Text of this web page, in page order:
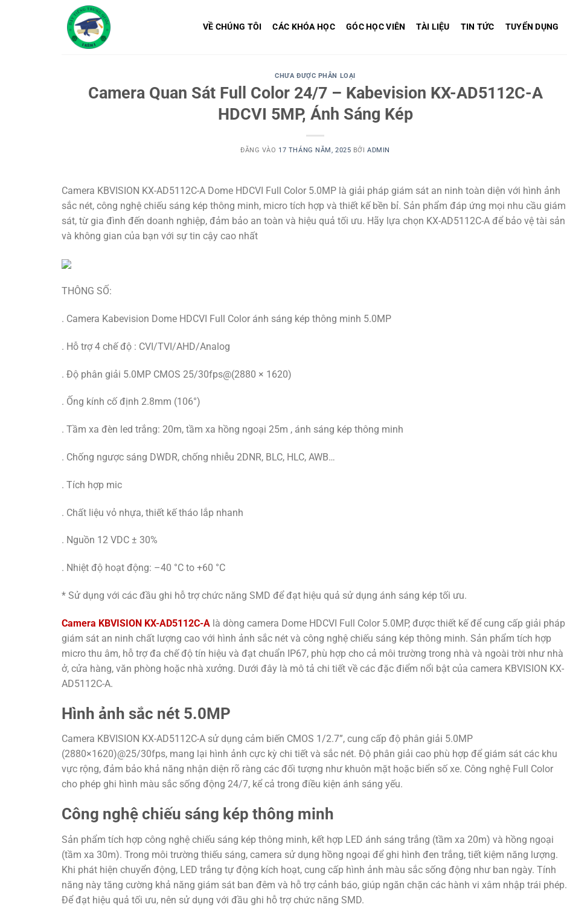
VỀ CHÚNG TÔI CÁC KHÓA HỌC GÓC HỌC VIÊN TÀI LIỆU TIN TỨC TUYỂN DỤNG
CHƯA ĐƯỢC PHÂN LOẠI
Camera Quan Sát Full Color 24/7 – Kabevision KX-AD5112C-A
HDCVI 5MP, Ánh Sáng Kép
ĐĂNG VÀO 17 THÁNG NĂM, 2025 BỞIADMIN
Camera KBVISION KX-AD5112C-A Dome HDCVI Full Color 5.0MP là giải pháp giám sát an ninh toàn diện với hình ảnh
sắc nét, công nghệ chiếu sáng kép thông minh, micro tích hợp và thiết kế bền bỉ. Sản phẩm đáp ứng mọi nhu cầu giám
sát, từ gia đình đến doanh nghiệp, đảm bảo an toàn và hiệu quả tối ưu. Hãy lựa chọn KX-AD5112C-A để bảo vệ tài sản
và không gian của bạn với sự tin cậy cao nhất
THÔNG SỐ:
. Camera Kabevision Dome HDCVI Full Color ánh sáng kép thông minh 5.0MP
. Hỗ trợ 4 chế độ : CVI/TVI/AHD/Analog
. Độ phân giải 5.0MP CMOS 25/30fps@(2880 × 1620)
. Ống kính cố định 2.8mm (106°)
. Tầm xa đèn led trắng: 20m, tầm xa hồng ngoại 25m , ánh sáng kép thông minh
. Chống ngược sáng DWDR, chống nhiễu 2DNR, BLC, HLC, AWB…
. Tích hợp mic
. Chất liệu vỏ nhựa, thiết kế tháo lắp nhanh
. Nguồn 12 VDC ± 30%
. Nhiệt độ hoạt động: –40 °C to +60 °C
* Sử dụng với các đầu ghi hỗ trợ chức năng SMD để đạt hiệu quả sử dụng ánh sáng kép tối ưu.
Camera KBVISION KX-AD5112C-A là dòng camera Dome HDCVI Full Color 5.0MP, được thiết kế để cung cấp giải pháp
giám sát an ninh chất lượng cao với hình ảnh sắc nét và công nghệ chiếu sáng kép thông minh. Sản phẩm tích hợp
micro thu âm, hỗ trợ đa chế độ tín hiệu và đạt chuẩn IP67, phù hợp cho cả môi trường trong nhà và ngoài trời như nhà
ở, cửa hàng, văn phòng hoặc nhà xưởng. Dưới đây là mô tả chi tiết về các đặc điểm nổi bật của camera KBVISION KX-
AD5112C-A.
Hình ảnh sắc nét 5.0MP
Camera KBVISION KX-AD5112C-A sử dụng cảm biến CMOS 1/2.7”, cung cấp độ phân giải 5.0MP
(2880×1620)@25/30fps, mang lại hình ảnh cực kỳ chi tiết và sắc nét. Độ phân giải cao phù hợp để giám sát các khu
vực rộng, đảm bảo khả năng nhận diện rõ ràng các đối tượng như khuôn mặt hoặc biển số xe. Công nghệ Full Color
cho phép ghi hình màu sắc sống động 24/7, kể cả trong điều kiện ánh sáng yếu.
Công nghệ chiếu sáng kép thông minh
Sản phẩm tích hợp công nghệ chiếu sáng kép thông minh, kết hợp LED ánh sáng trắng (tầm xa 20m) và hồng ngoại
(tầm xa 30m). Trong môi trường thiếu sáng, camera sử dụng hồng ngoại để ghi hình đen trắng, tiết kiệm năng lượng.
Khi phát hiện chuyển động, LED trắng tự động kích hoạt, cung cấp hình ảnh màu sắc sống động như ban ngày. Tính
năng này tăng cường khả năng giám sát ban đêm và hỗ trợ cảnh báo, giúp ngăn chặn các hành vi xâm nhập trái phép.
Để đạt hiệu quả tối ưu, nên sử dụng với đầu ghi hỗ trợ chức năng SMD.